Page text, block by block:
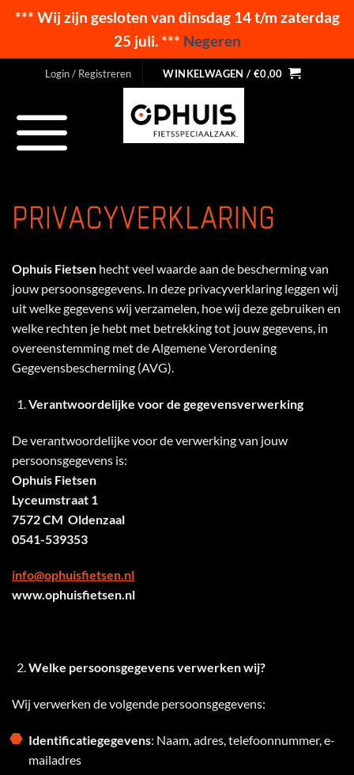
*** Wij zijn gesloten van dinsdag 14 t/m zaterdag
25 juli. *** Negeren
Login / Registreren WINKELWAGEN / €0,00
PRIVACYVERKLARING
Ophuis Fietsen hecht veel waarde aan de bescherming van
jouw persoonsgegevens. In deze privacyverklaring leggen wij
uit welke gegevens wij verzamelen, hoe wij deze gebruiken en
welke rechten je hebt met betrekking tot jouw gegevens, in
overeenstemming met de Algemene Verordening
Gegevensbescherming (AVG).
Verantwoordelijke voor de gegevensverwerking
De verantwoordelijke voor de verwerking van jouw
persoonsgegevens is:
Ophuis Fietsen
Lyceumstraat 1
7572 CM Oldenzaal
0541-539353
info@ophuisfietsen.nl
www.ophuisfietsen.nl
Welke persoonsgegevens verwerken wij?
Wij verwerken de volgende persoonsgegevens:
Identificatiegegevens: Naam, adres, telefoonnummer, e-
mailadres